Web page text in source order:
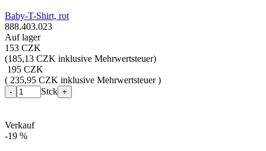
Baby-T-Shirt, rot
888.403.023
Auf lager
153 CZK
(185,13 CZK inklusive Mehrwertsteuer)
195 CZK
( 235,95 CZK inklusive Mehrwertsteuer )
- Stck +
Verkauf
-19 %